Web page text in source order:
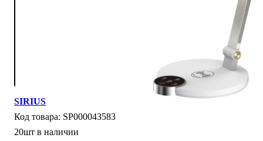
SIRIUS
SP000043583
20шт в наличии